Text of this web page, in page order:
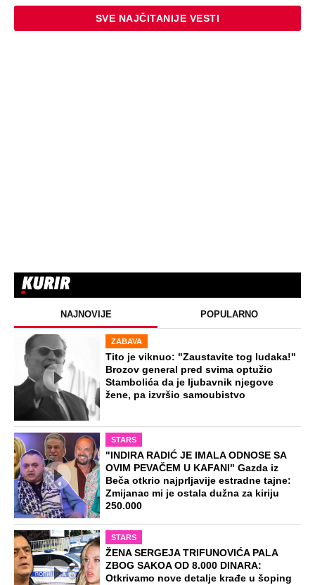
SVE NAJČITANIJE VESTI
NAJNOVIJE POPULARNO
ZABAVA
Tito je viknuo: "Zaustavite tog ludaka!"
Brozov general pred svima optužio
Stambolića da je ljubavnik njegove
žene, pa izvršio samoubistvo
STARS
"INDIRA RADIĆ JE IMALA ODNOSE SA
OVIM PEVAČEM U KAFANI" Gazda iz
Beča otkrio najprljavije estradne tajne:
Zmijanac mi je ostala dužna za kiriju
250.000
STARS
ŽENA SERGEJA TRIFUNOVIĆA PALA
ZBOG SAKOA OD 8.000 DINARA:
Otkrivamo nove detalje krađe u šoping